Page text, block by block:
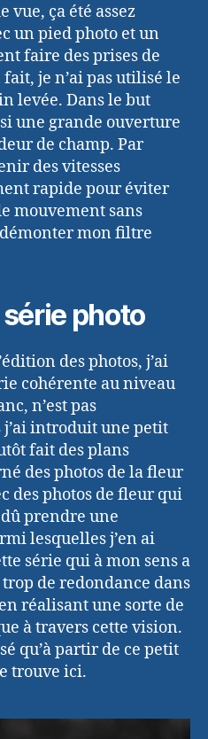
vue, ça été assez
un pied photo et un
faire des prises de
je n’ai pas utilisé le
levée. Dans le but
une grande ouverture
de champ. Par
des vitesses
rapide pour éviter
mouvement sans
mon filtre
série photo
des photos, j’ai
cohérente au niveau
n’est pas
introduit une petit
fait des plans
des photos de la fleur
des photos de fleur qui
prendre une
lesquelles j’en ai
série qui à mon sens a
de redondance dans
réalisant une sorte de
à travers cette vision.
qu’à partir de ce petit
trouve ici.